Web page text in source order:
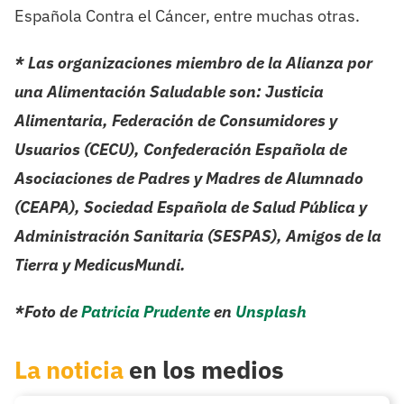
Española Contra el Cáncer, entre muchas otras.
* Las organizaciones miembro de la Alianza por
una Alimentación Saludable son: Justicia
Alimentaria, Federación de Consumidores y
Usuarios (CECU), Confederación Española de
Asociaciones de Padres y Madres de Alumnado
(CEAPA), Sociedad Española de Salud Pública y
Administración Sanitaria (SESPAS), Amigos de la
Tierra y MedicusMundi.
*Foto dePatricia Prudenteen Unsplash
La noticiaen los medios